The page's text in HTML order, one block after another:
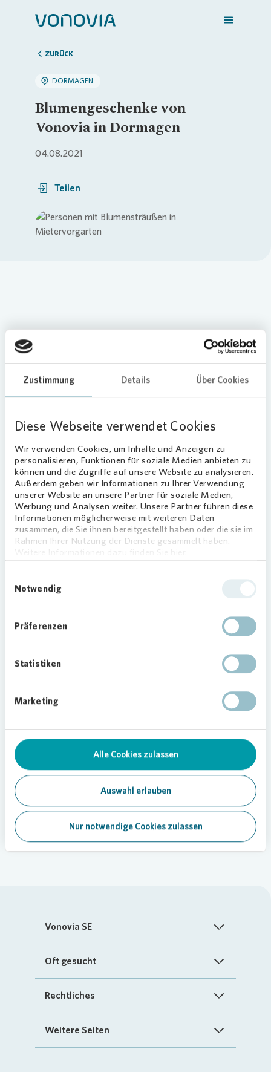
Zustimmung Details Über Cookies
Diese Webseite verwendet Cookies
Wir verwenden Cookies, um Inhalte und Anzeigen zu
personalisieren, Funktionen für soziale Medien anbieten zu
können und die Zugriffe auf unsere Website zu analysieren.
Außerdem geben wir Informationen zu Ihrer Verwendung
unserer Website an unsere Partner für soziale Medien,
Werbung und Analysen weiter. Unsere Partner führen diese
Informationen möglicherweise mit weiteren Daten
zusammen, die Sie ihnen bereitgestellt haben oder die sie im
Rahmen Ihrer Nutzung der Dienste gesammelt haben.
Notwendig
Präferenzen
Statistiken
Marketing
Alle Cookies zulassen
Auswahl erlauben
Nur notwendige Cookies zulassen
Zuhause finden
Mein Zuhause
Meine Stadt
Weitere Angebote
ZURÜCK
DORMAGEN
Blumengeschenke von
Vonovia in Dormagen
04.08.2021
Teilen
Czech haben sich mit einem Blumengruß,
VonoviaGießkannen und Gutscheinen
des örtlichen Gartencenters bei
Mieterinnen und Mietern der Straße
„An der Langenfuhr" in Dormagen für
die Vorgartenpflege bedankt.
Waltraud Pabst und die Eheleute Hilde und Rudolf
Staab sind Erstmieter und wohnen seit 63 Jahren
04.08.2021
Teilen
Kundenservice
Vonovia SE
Startseite
Investoren
Oft gesucht
FAQ
„Mein Vonovia“ App
Mein Zuhause
Rechtliches
Impressum
Weitere Seiten